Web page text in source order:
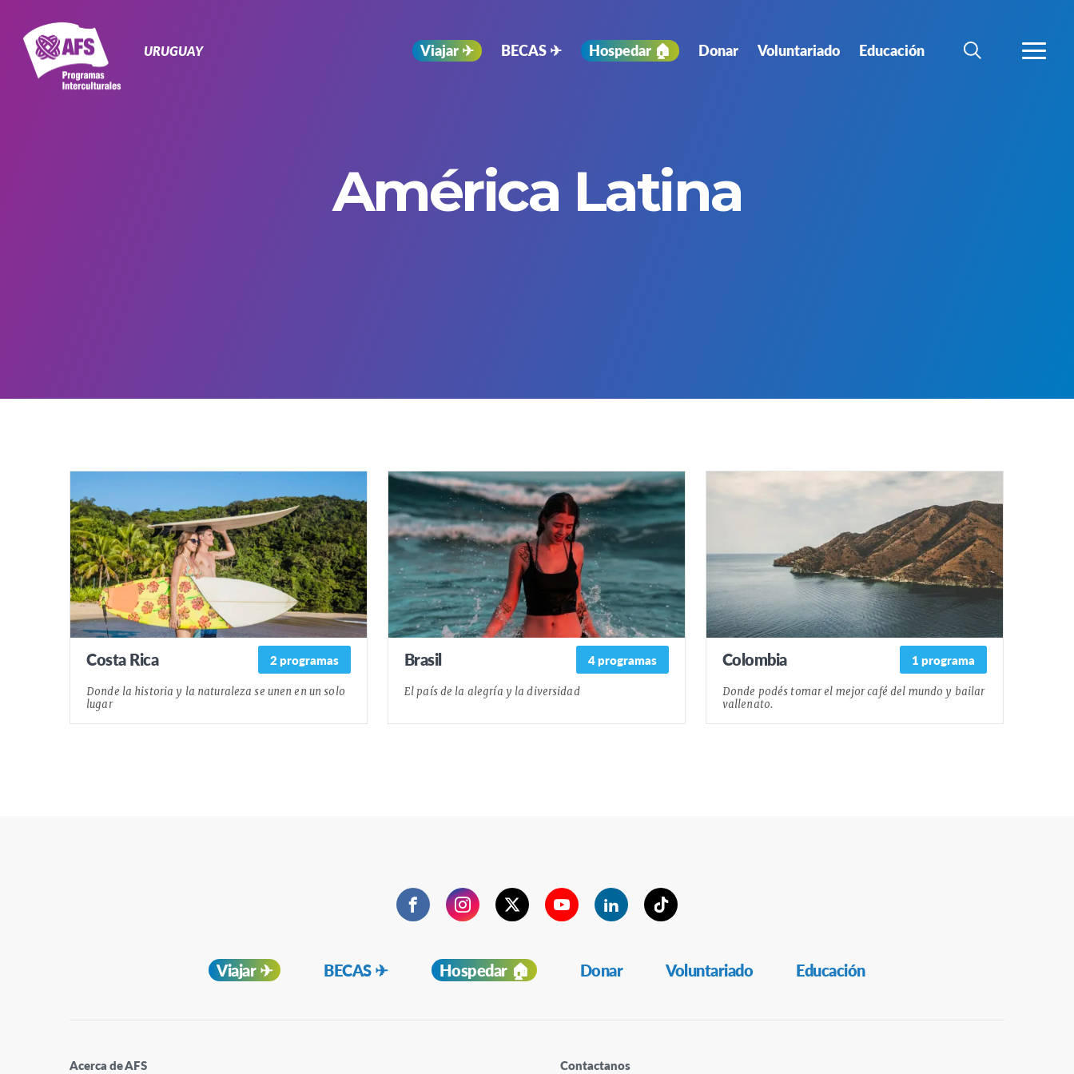
URUGUAY Viajar ✈︎ BECAS ✈︎ Hospedar 🏠 Donar Voluntariado Educación
BÚSQUEDA
MÁS
América Latina
2 programas
Costa Rica
Donde la historia y la naturaleza se unen en un solo
lugar
4 programas
Brasil
El país de la alegría y la diversidad
1 programa
Colombia
Donde podés tomar el mejor café del mundo y bailar
vallenato.
FacebookInstagramTwitterYouTubeLinkedInTikTok
Viajar ✈︎ BECAS ✈︎ Hospedar 🏠 Donar Voluntariado Educación
Contactanos
Acerca de AFS